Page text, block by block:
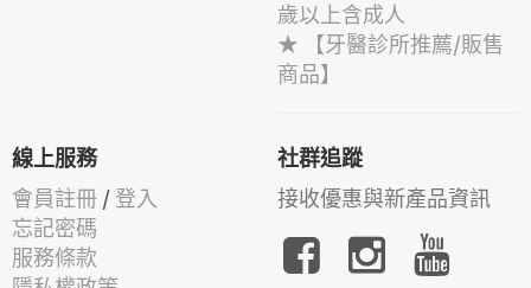
歲以上含成人
★ 【牙醫診所推薦/販售
商品】
線上服務
會員註冊 / 登入
忘記密碼
服務條款
社群追蹤
接收優惠與新產品資訊